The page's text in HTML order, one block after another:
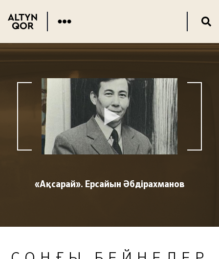
«Ақсарай». Ерсайын Әбдірахманов